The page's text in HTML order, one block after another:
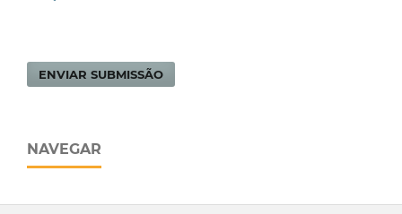
ENVIAR SUBMISSÃO
NAVEGAR